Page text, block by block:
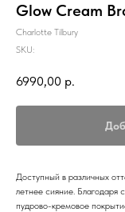
Glow Cream
Charlotte Tilbury
SKU:
6990,00 р.
Доступный в различных
летнее сияние.
пудрово-кремовое